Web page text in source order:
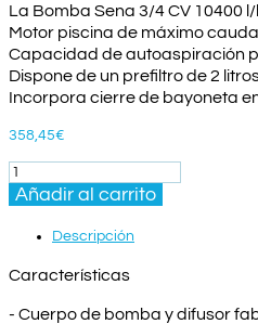
La Bomba Sena 3/4 CV 10400
Motor piscina de máximo
Capacidad de autoaspiración
Dispone de un prefiltro de 2
Incorpora cierre de bayoneta
358,45€
BOMBA
SENA
3/4
cantidad
Añadir al carrito
Descripción
Características
- Cuerpo de bomba y difusor